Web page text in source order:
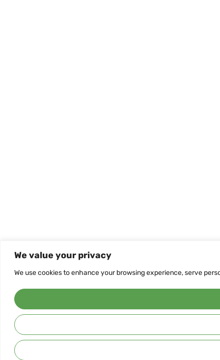
We value your privacy
We use cookies to enhance your browsing experience, serve